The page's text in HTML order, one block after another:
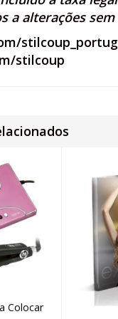
a alterações
stilcoup
Colocar